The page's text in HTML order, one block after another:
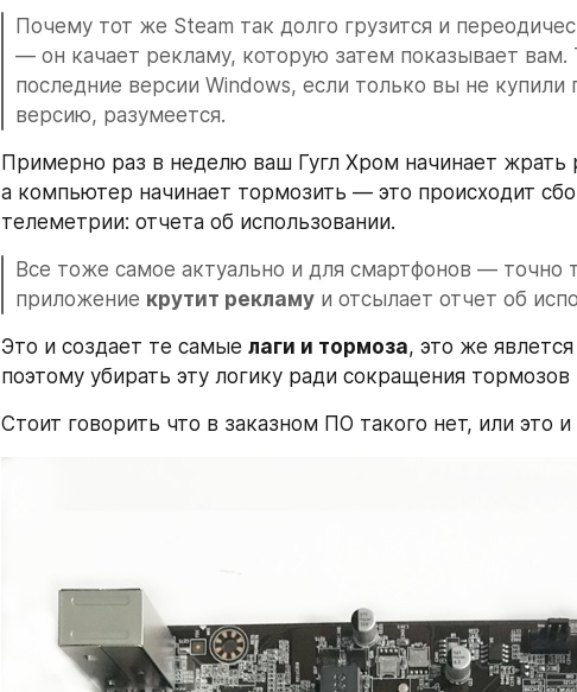
Почему тот же Steam так долго грузится и
— он качает рекламу, которую затем показывает
последние версии Windows, если только вы не купили
версию, разумеется.
Примерно раз в неделю ваш Гугл Хром начинает жрать
а компьютер начинает тормозить — это происходит
телеметрии: отчета об использовании.
Все тоже самое актуально и для смартфонов —
приложение крутит рекламу и отсылает отчет об
Это и создает те самые лаги и тормоза, это же
поэтому убирать эту логику ради сокращения тормозов
Стоит говорить что в заказном ПО такого нет, или это